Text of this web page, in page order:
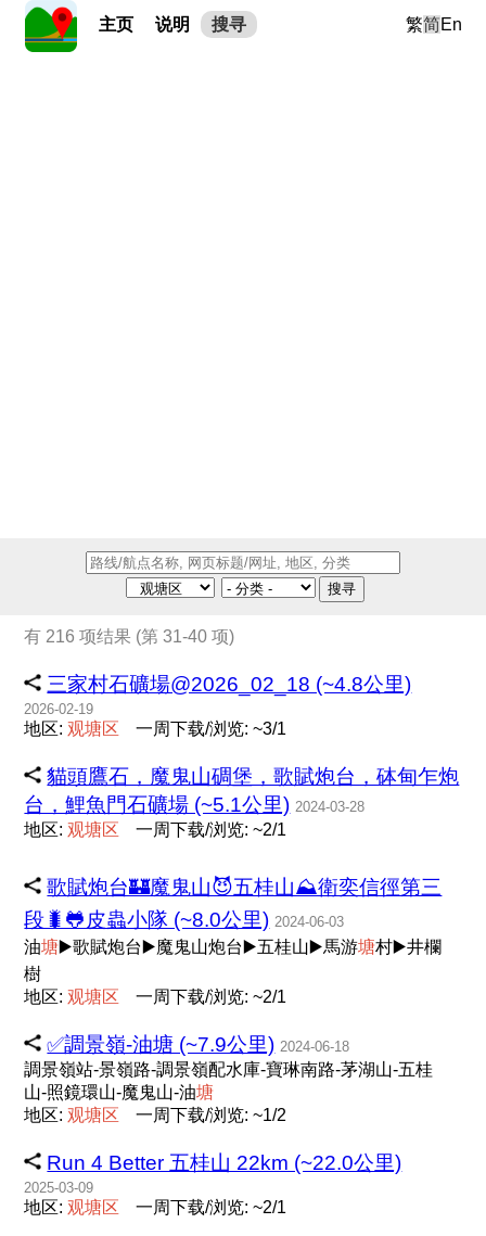
主页 说明 搜寻 繁简En
搜寻
有 216 项结果 (第 31-40 项)
三家村石礦場@2026_02_18 (~4.8公里)
2026-02-19
地区:观塘区 一周下载/浏览: ~3/1
貓頭鷹石，魔鬼山碉堡，歌賦炮台，砵甸乍炮
台，鯉魚門石礦場 (~5.1公里) 2024-03-28
地区:观塘区 一周下载/浏览: ~2/1
歌賦炮台🏰魔鬼山😈五桂山⛰️衛奕信徑第三
段🐛🐸皮蟲小隊 (~8.0公里) 2024-06-03
油塘▶️歌賦炮台▶️魔鬼山炮台▶️五桂山▶️馬游塘村▶️井欄
樹
地区:观塘区 一周下载/浏览: ~2/1
✅調景嶺-油塘 (~7.9公里) 2024-06-18
調景嶺站-景嶺路-調景嶺配水庫-寶琳南路-茅湖山-五桂
山-照鏡環山-魔鬼山-油塘
地区:观塘区 一周下载/浏览: ~1/2
Run 4 Better 五桂山 22km (~22.0公里)
2025-03-09
地区:观塘区 一周下载/浏览: ~2/1